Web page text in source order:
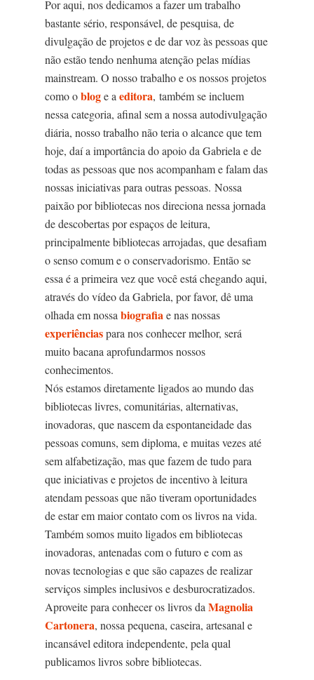
Por aqui, nos dedicamos a fazer um trabalho
bastante sério, responsável, de pesquisa, de
divulgação de projetos e de dar voz às pessoas que
não estão tendo nenhuma atenção pelas mídias
mainstream. O nosso trabalho e os nossos projetos
como obloge a editora, também se incluem
nessa categoria, afinal sem a nossa autodivulgação
diária, nosso trabalho não teria o alcance que tem
hoje, daí a importância do apoio da Gabriela e de
todas as pessoas que nos acompanham e falam das
nossas iniciativas para outras pessoas. Nossa
paixão por bibliotecas nos direciona nessa jornada
de descobertas por espaços de leitura,
principalmente bibliotecas arrojadas, que desafiam
o senso comum e o conservadorismo. Então se
essa é a primeira vez que você está chegando aqui,
através do vídeo da Gabriela, por favor, dê uma
olhada em nossa biografiae nas nossas
experiênciaspara nos conhecer melhor, será
muito bacana aprofundarmos nossos
conhecimentos.
Nós estamos diretamente ligados ao mundo das
bibliotecas livres, comunitárias, alternativas,
inovadoras, que nascem da espontaneidade das
pessoas comuns, sem diploma, e muitas vezes até
sem alfabetização, mas que fazem de tudo para
que iniciativas e projetos de incentivo à leitura
atendam pessoas que não tiveram oportunidades
de estar em maior contato com os livros na vida.
Também somos muito ligados em bibliotecas
inovadoras, antenadas com o futuro e com as
novas tecnologias e que são capazes de realizar
serviços simples inclusivos e desburocratizados.
Aproveite para conhecer os livros da Magnolia
Cartonera, nossa pequena, caseira, artesanal e
incansável editora independente, pela qual
publicamos livros sobre bibliotecas.